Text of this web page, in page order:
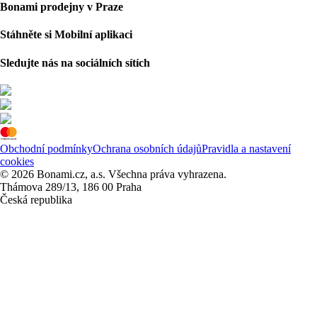
Bonami prodejny v Praze
Stáhněte si Mobilní aplikaci
Sledujte nás na sociálních sítích
Obchodní podmínkyOchrana osobních údajůPravidla a nastavení
cookies
© 2026 Bonami.cz, a.s. Všechna práva vyhrazena.
Thámova 289/13, 186 00 Praha
Česká republika